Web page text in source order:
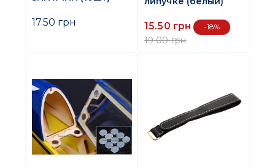
17.50 грн 15.50 грн -18%
19.00 грн